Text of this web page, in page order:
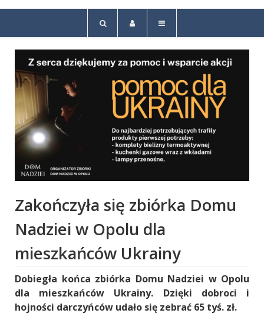
Zakończyła się zbiórka Domu
Nadziei w Opolu dla
mieszkańców Ukrainy
Dobiegła końca zbiórka Domu Nadziei w Opolu
dla mieszkańców Ukrainy. Dzięki dobroci i
hojności darczyńców udało się zebrać 65 tyś. zł.